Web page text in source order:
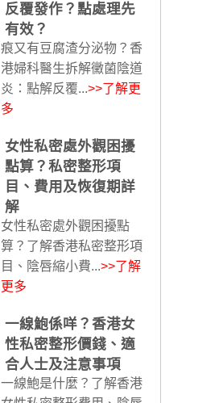
反覆發作？點處理先
有效？
痕又有豆腐渣分泌物？香
港婦科醫生拆解黴菌陰道
炎：點解反覆...>>了解更
多
女性私密處外觀困擾
點算？私密整形項
目、費用及恢復期詳
解
女性私密處外觀困擾點
算？了解香港私密整形項
目、陰唇縮小費...>>了解
更多
一線鮑係咩？香港女
性私密整形價錢、適
合人士及注意事項
一線鮑是什麼？了解香港